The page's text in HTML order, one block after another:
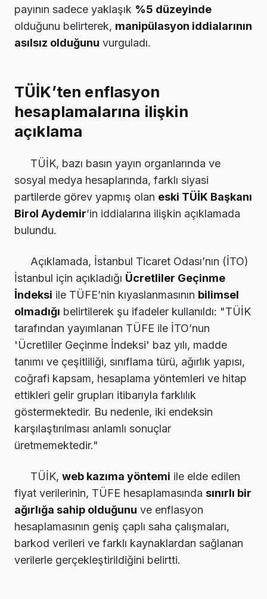
payının sadece yaklaşık %5 düzeyinde
olduğunu belirterek, manipülasyon iddialarının
asılsız olduğunu vurguladı.
TÜİK’ten enflasyon
hesaplamalarına ilişkin
açıklama
TÜİK, bazı basın yayın organlarında ve
sosyal medya hesaplarında, farklı siyasi
partilerde görev yapmış olan eski TÜİK Başkanı
Birol Aydemir’in iddialarına ilişkin açıklamada
bulundu.
Açıklamada, İstanbul Ticaret Odası’nın (İTO)
İstanbul için açıkladığı Ücretliler Geçinme
İndeksi ile TÜFE’nin kıyaslanmasının bilimsel
olmadığı belirtilerek şu ifadeler kullanıldı: "TÜİK
tarafından yayımlanan TÜFE ile İTO’nun
'Ücretliler Geçinme İndeksi' baz yılı, madde
tanımı ve çeşitliliği, sınıflama türü, ağırlık yapısı,
coğrafi kapsam, hesaplama yöntemleri ve hitap
ettikleri gelir grupları itibarıyla farklılık
göstermektedir. Bu nedenle, iki endeksin
karşılaştırılması anlamlı sonuçlar
üretmemektedir."
TÜİK, web kazıma yöntemi ile elde edilen
fiyat verilerinin, TÜFE hesaplamasında sınırlı bir
ağırlığa sahip olduğunu ve enflasyon
hesaplamasının geniş çaplı saha çalışmaları,
barkod verileri ve farklı kaynaklardan sağlanan
verilerle gerçekleştirildiğini belirtti.